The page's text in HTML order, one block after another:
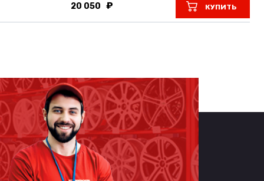
20 050 КУПИТЬ